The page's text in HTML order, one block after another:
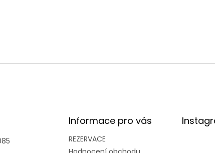
Informace pro vás
REZERVACE